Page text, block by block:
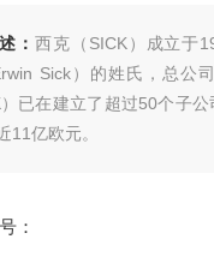
： 西克（SICK）成立于
Sick）的姓氏，总
）已在建立了超过50个子
11亿欧元。
：